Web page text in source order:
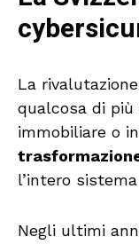
La
qualcosa di più
immobiliare o
l’intero
Negli ultimi